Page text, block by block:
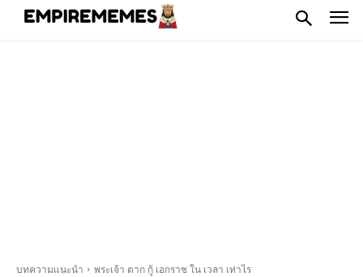
บทความแนะนำ พระเจ้า ตาก กู้ เอกราช ใน เวลา เท่าไร